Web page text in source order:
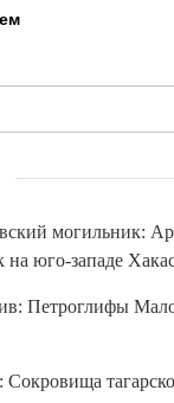
могильник:
на юго-западе
Петроглифы